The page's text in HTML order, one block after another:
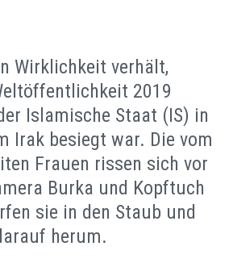
Wirklichkeit verhält,
2019
Islamische Staat (IS) in
Irak besiegt war. Die vom
Frauen rissen sich vor
Burka und Kopftuch
sie in den Staub und
herum.